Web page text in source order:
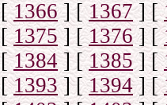
[1366] [1367] [
[1375 ] [1376] [
[1384] [1385] [
[1393] [1394] [